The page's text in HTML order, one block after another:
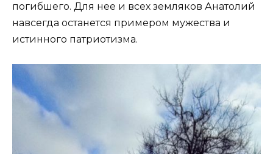
погибшего. Для нее и всех земляков Анатолий
навсегда останется примером мужества и
истинного патриотизма.